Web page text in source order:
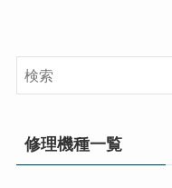
修理機種一覧